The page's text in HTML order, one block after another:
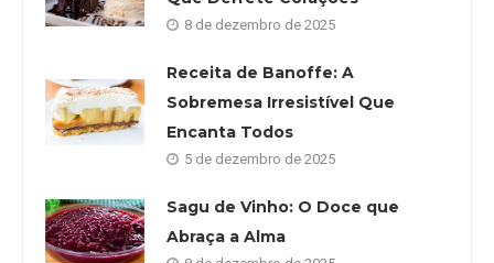
8 de dezembro de 2025
Receita de Banoffe: A
Sobremesa Irresistível Que
Encanta Todos
5 de dezembro de 2025
Sagu de Vinho: O Doce que
Abraça a Alma